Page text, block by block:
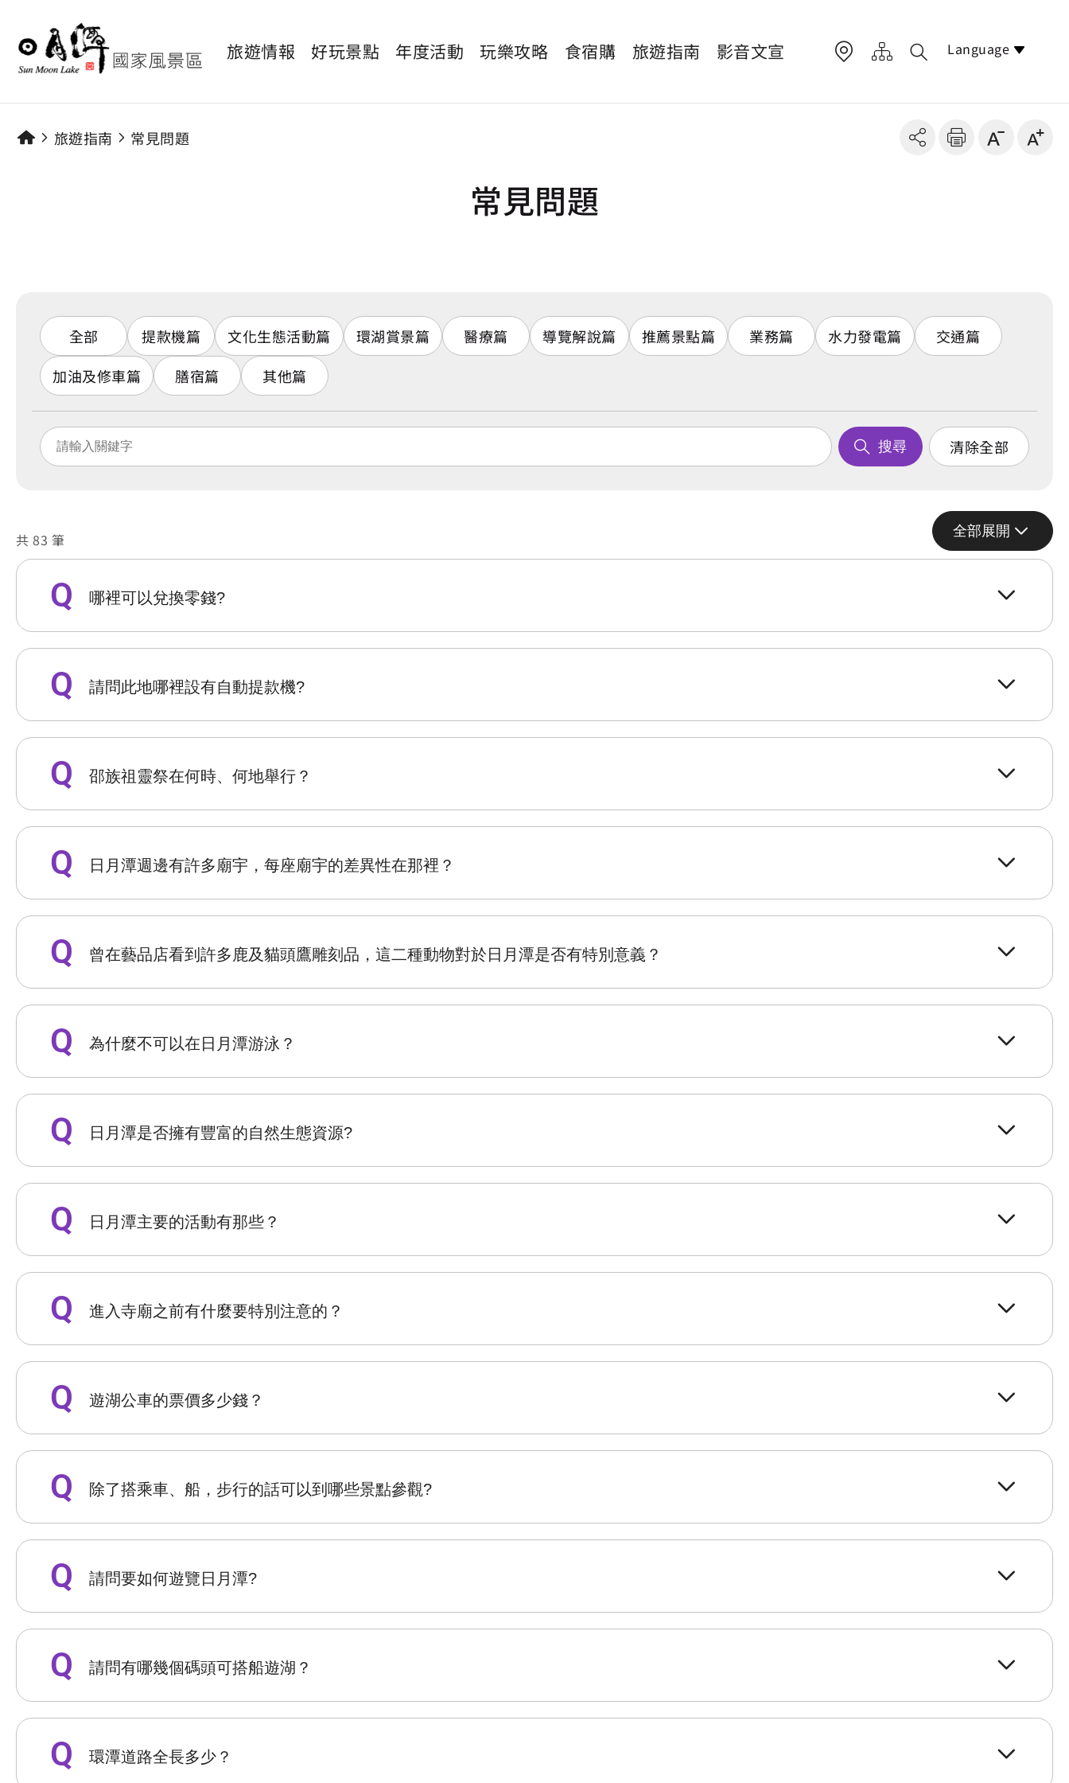
旅遊情報 好玩景點 年度活動 玩樂攻略 食宿購 旅遊指南 影音文宣 Language
旅遊指南 常見問題
常見問題
全部 提款機篇 文化生態活動篇 環湖賞景篇 醫療篇 導覽解說篇 推薦景點篇 業務篇 水力發電篇
交通篇
加油及修車篇
膳宿篇 其他篇
搜尋 清除全部
共 83 筆 全部展開
哪裡可以兌換零錢?
請問此地哪裡設有自動提款機?
邵族祖靈祭在何時、何地舉行？
日月潭週邊有許多廟宇，每座廟宇的差異性在那裡？
曾在藝品店看到許多鹿及貓頭鷹雕刻品，這二種動物對於日月潭是否有特別意義？
為什麼不可以在日月潭游泳？
日月潭是否擁有豐富的自然生態資源?
日月潭主要的活動有那些？
進入寺廟之前有什麼要特別注意的？
遊湖公車的票價多少錢？
除了搭乘車、船，步行的話可以到哪些景點參觀?
請問要如何遊覽日月潭?
請問有哪幾個碼頭可搭船遊湖？
環潭道路全長多少？